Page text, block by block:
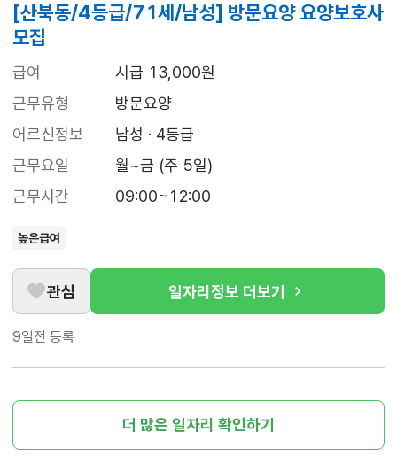
[산북동/4등급/71세/남성] 방문요양 요양보호사
모집
급여
시급 13,000원
근무유형
방문요양
어르신정보
남성 · 4등급
근무요일
월~금 (주 5일)
근무시간
09:00~12:00
높은급여
관심 일자리정보 더보기
9일전 등록
더 많은 일자리 확인하기